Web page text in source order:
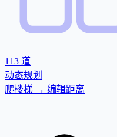
113 道
动态规划
爬楼梯 → 编辑距离